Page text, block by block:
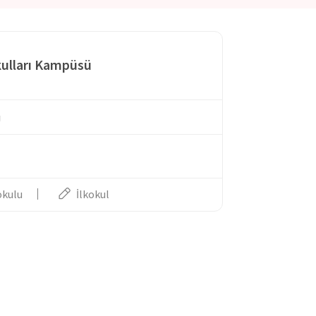
Kampüsü
İlkokul